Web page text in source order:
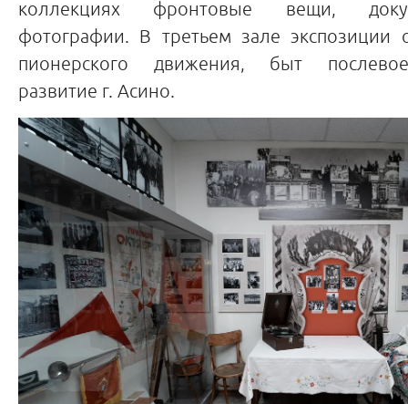
коллекциях фронтовые вещи,
фотографии. В третьем зале экспозиции
пионерского движения, быт
развитие г. Асино.